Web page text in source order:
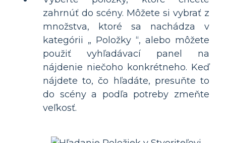
zahrnúť do scény. Môžete si vybrať z
množstva, ktoré sa nachádza v
kategórii „ Položky “, alebo môžete
použiť vyhľadávací panel na
nájdenie niečoho konkrétneho. Keď
nájdete to, čo hľadáte, presuňte to
do scény a podľa potreby zmeňte
veľkosť.